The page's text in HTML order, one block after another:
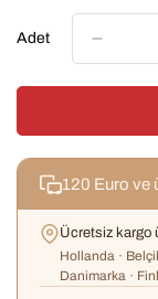
Adet
120 Euro ve
Ücretsiz kargo
Hollanda ·
Danimarka ·